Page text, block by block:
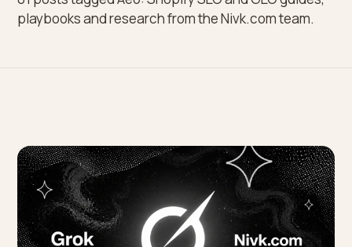
81 posts tagged Aeo: Shopify SEO and GEO